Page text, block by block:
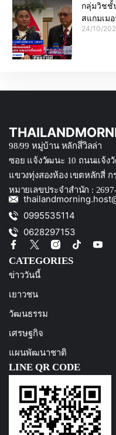
กลุ่มวิชชั้
สแกมเม
24/10/
98/99 หมู่บ้าน หลักสึ่วิลล่า
ซอย แจ้งวัฒนะ 10 ถนนแจ้ง
แขวงทุ่งสองห้อง เขตหลักสี่ ก
หมายเลขประจำสำนัก :
0995535114
0628297153
CATEGORIES
ข่าววันนี้
เยาวชน
วัฒนธรรม
เศรษฐกิจ
แผนพัฒนาชาติ
LINE QR CODE